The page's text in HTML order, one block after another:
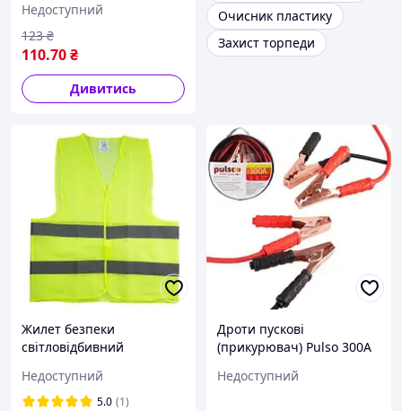
(жовтий)
Недоступний
110.70₴
123 ₴
Дивитись
Очисник пластику
Захист торпеди
Жилет безпеки
світловідбивний
206 Y XL (жовтий)
Недоступний
5.0 (1)
Дроти пускові
(прикурювач) Pulso 300А
Недоступний